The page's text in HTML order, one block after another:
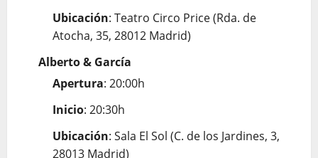
Ubicación: Teatro Circo Price (Rda. de
Atocha, 35, 28012 Madrid)
Alberto & García
Apertura: 20:00h
Inicio: 20:30h
Ubicación: Sala El Sol (C. de los Jardines, 3,
28013 Madrid)